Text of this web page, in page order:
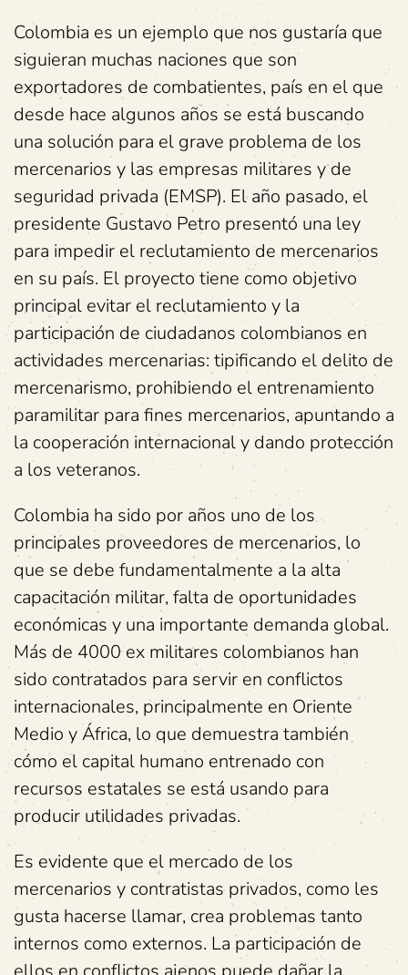
Colombia es un ejemplo que nos gustaría que
siguieran muchas naciones que son
exportadores de combatientes, país en el que
desde hace algunos años se está buscando
una solución para el grave problema de los
mercenarios y las empresas militares y de
seguridad privada (EMSP). El año pasado, el
presidente Gustavo Petro presentó una ley
para impedir el reclutamiento de mercenarios
en su país. El proyecto tiene como objetivo
principal evitar el reclutamiento y la
participación de ciudadanos colombianos en
actividades mercenarias: tipificando el delito de
mercenarismo, prohibiendo el entrenamiento
paramilitar para fines mercenarios, apuntando a
la cooperación internacional y dando protección
a los veteranos.
Colombia ha sido por años uno de los
principales proveedores de mercenarios, lo
que se debe fundamentalmente a la alta
capacitación militar, falta de oportunidades
económicas y una importante demanda global.
Más de 4000 ex militares colombianos han
sido contratados para servir en conflictos
internacionales, principalmente en Oriente
Medio y África, lo que demuestra también
cómo el capital humano entrenado con
recursos estatales se está usando para
producir utilidades privadas.
Es evidente que el mercado de los
mercenarios y contratistas privados, como les
gusta hacerse llamar, crea problemas tanto
internos como externos. La participación de